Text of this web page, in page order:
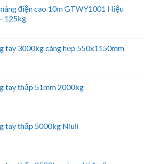
điện cao 10m GTWY1001 Hiệu
125kg
tay 3000kg càng hẹp 550x1150mm
tay thấp 51mm 2000kg
tay thấp 5000kg Niuli